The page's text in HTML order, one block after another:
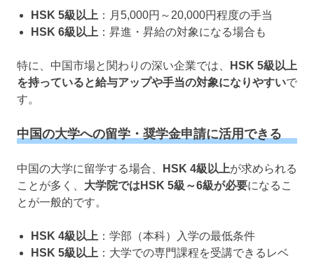
HSK 5級以上 ：月5,000円～20,000円程度の手当
HSK 6級以上 ：昇進・昇給の対象になる場合も
特に、中国市場と関わりの深い企業では、
HSK 5級以上
を持っていると給与アップや手当の対象になりやすいで
す。
中国の大学への留学・奨学金申請に活用できる
中国の大学に留学する場合、 HSK 4級以上が求められる
ことが多く、 大学院ではHSK 5級～6級が必要になるこ
とが一般的です。
HSK 4級以上 ：学部（本科）入学の最低条件
HSK 5級以上 ：大学での専門課程を受講できるレベ